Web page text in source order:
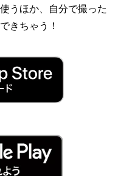
うほか、自分で撮った
きちゃう！